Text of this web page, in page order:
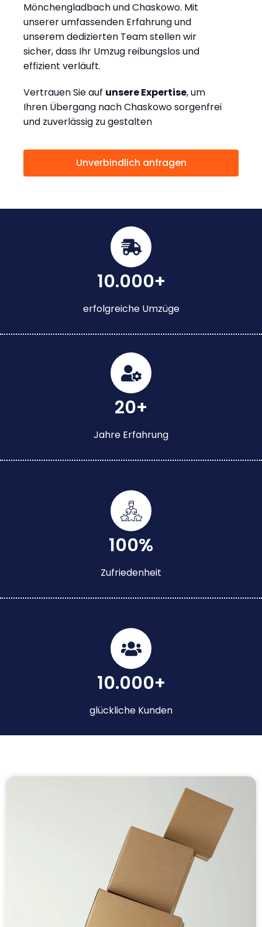
Mönchengladbach und Chaskowo. Mit
unserer umfassenden Erfahrung und
unserem dedizierten Team stellen wir
sicher, dass Ihr Umzug reibungslos und
effizient verläuft.
Vertrauen Sie auf unsere Expertise, um
Ihren Übergang nach Chaskowo sorgenfrei
und zuverlässig zu gestalten
Unverbindlich anfragen
10.000+
erfolgreiche Umzüge
20+
Jahre Erfahrung
100%
Zufriedenheit
10.000+
glückliche Kunden